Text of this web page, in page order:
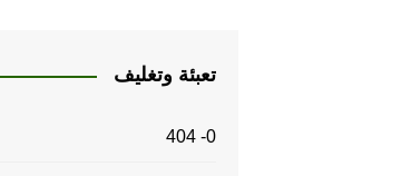
تعبئة وتغليف
0- 404